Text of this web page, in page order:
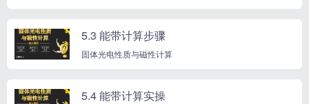
5.3 能带计算步骤
固体光电性质与磁性计算
5.4 能带计算实操